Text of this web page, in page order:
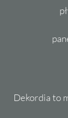
Dekordia to